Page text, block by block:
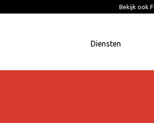
Bekijk ook
Diensten